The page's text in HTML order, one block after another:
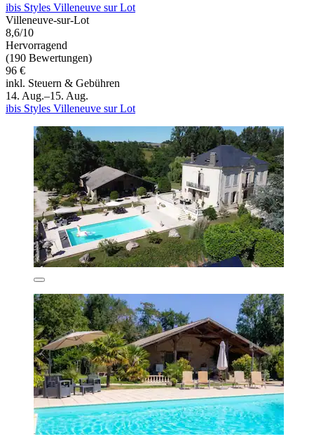
ibis Styles Villeneuve sur Lot
Villeneuve-sur-Lot
8,6/10
Hervorragend
(190 Bewertungen)
96 €
inkl. Steuern & Gebühren
14. Aug.–15. Aug.
ibis Styles Villeneuve sur Lot